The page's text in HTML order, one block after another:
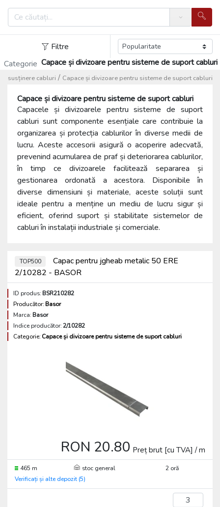
Search
Filtre
Categorie Capace și divizoare pentru sisteme de suport cabluri
Capace și divizoare pentru sisteme de suport cabluri
/
susținere cabluri
Capace și divizoare pentru sisteme de suport cabluri
Capacele și divizoarele pentru sisteme de suport
cabluri sunt componente esențiale care contribuie la
organizarea și protecția cablurilor în diverse medii de
lucru. Aceste accesorii asigură o acoperire adecvată,
prevenind acumularea de praf și deteriorarea cablurilor,
în timp ce divizoarele facilitează separarea și
gestionarea ordonată a acestora. Disponibile în
diverse dimensiuni și materiale, aceste soluții sunt
ideale pentru a menține un mediu de lucru sigur și
eficient, oferind suport și stabilitate sistemelor de
cabluri în instalații industriale și comerciale.
TOP500
Capac pentru jgheab metalic 50 ERE
2/10282 - BASOR
ID produs:BSR210282
Producător:Basor
Marca:Basor
Indice producător:2/10282
Categorie: Capace și divizoare pentru sisteme de suport cabluri
RON 20.80 Preț brut [cu TVA] / m
465 m stoc general
2 oră
Verificați și alte depozit (5)